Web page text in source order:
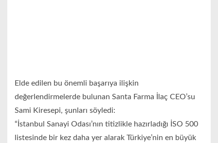
Elde edilen bu önemli başarıya ilişkin
değerlendirmelerde bulunan Santa Farma İlaç CEO’su
Sami Kiresepi, şunları söyledi:
“İstanbul Sanayi Odası’nın titizlikle hazırladığı İSO 500
listesinde bir kez daha yer alarak Türkiye’nin en büyük